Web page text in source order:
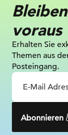
voraus
Erhalten Sie
Themen aus
Posteingang.
Abonnieren